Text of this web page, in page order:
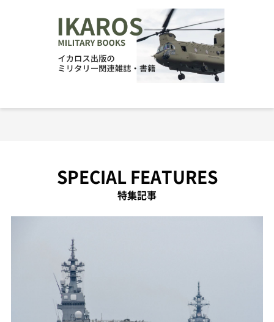
SPECIAL FEATURES
特集記事